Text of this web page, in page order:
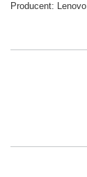
Producent: Lenovo